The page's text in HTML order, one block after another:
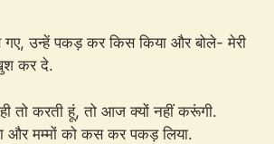
उन्हें पकड़ कर किस किया और बोले- मेरी
कर दे.
तो करती हूं, तो आज क्यों नहीं करूंगी.
मम्मों को कस कर पकड़ लिया.